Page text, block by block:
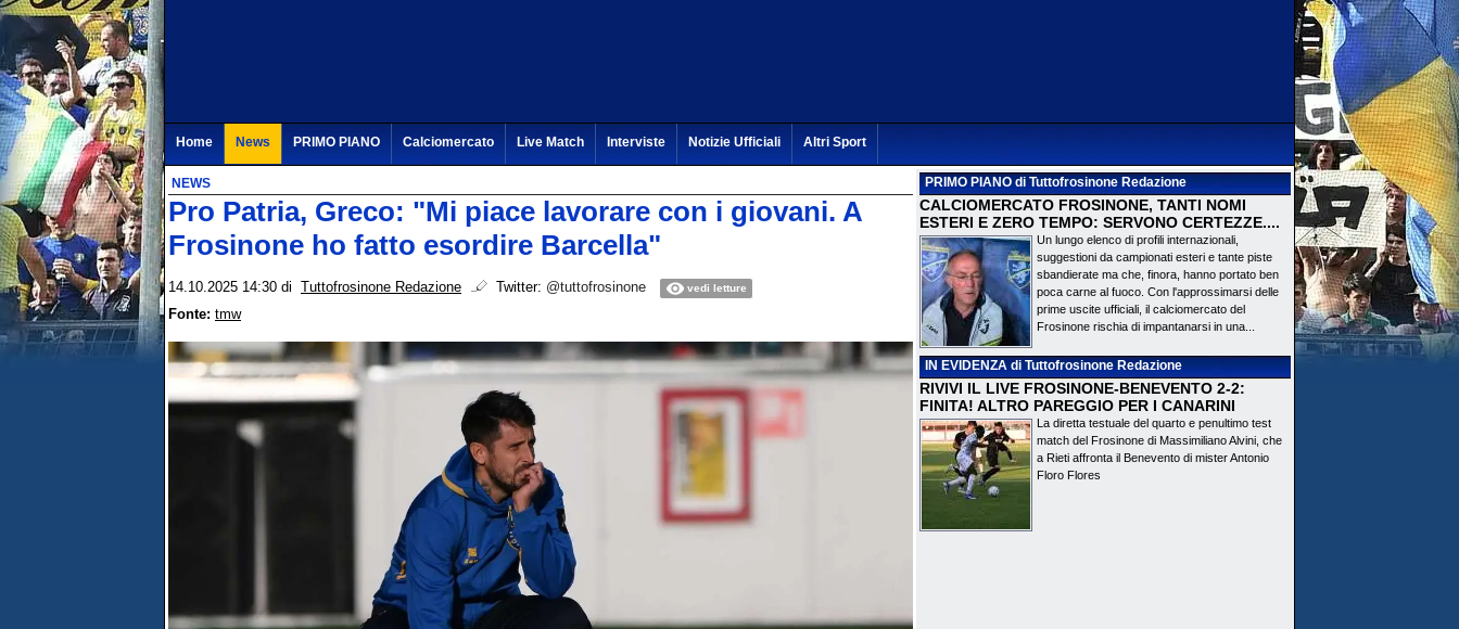
Home News PRIMO PIANO Calciomercato Live Match Interviste Notizie Ufficiali Altri Sport
NEWS
Pro Patria, Greco: "Mi piace lavorare con i giovani. A
Frosinone ho fatto esordire Barcella"
14.10.2025 14:30 di Tuttofrosinone Redazione Twitter: @tuttofrosinone vedi letture
Fonte: tmw
PRIMO PIANOdi Tuttofrosinone Redazione
CALCIOMERCATO FROSINONE, TANTI NOMI
ESTERI E ZERO TEMPO: SERVONO CERTEZZE....
Un lungo elenco di profili internazionali,
suggestioni da campionati esteri e tante piste
sbandierate ma che, finora, hanno portato ben
poca carne al fuoco. Con l'approssimarsi delle
prime uscite ufficiali, il calciomercato del
Frosinone rischia di impantanarsi in una...
IN EVIDENZAdi Tuttofrosinone Redazione
RIVIVI IL LIVE FROSINONE-BENEVENTO 2-2:
FINITA! ALTRO PAREGGIO PER I CANARINI
La diretta testuale del quarto e penultimo test
match del Frosinone di Massimiliano Alvini, che
a Rieti affronta il Benevento di mister Antonio
Floro Flores